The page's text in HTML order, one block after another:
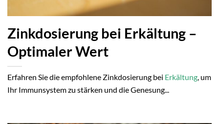
Zinkdosierung bei Erkältung –
Optimaler Wert
Erfahren Sie die empfohlene Zinkdosierung bei Erkältung, um
Ihr Immunsystem zu stärken und die Genesung...